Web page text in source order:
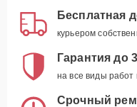
Бесплатная
курьером
Гарантия до
на все виды работ
Срочный